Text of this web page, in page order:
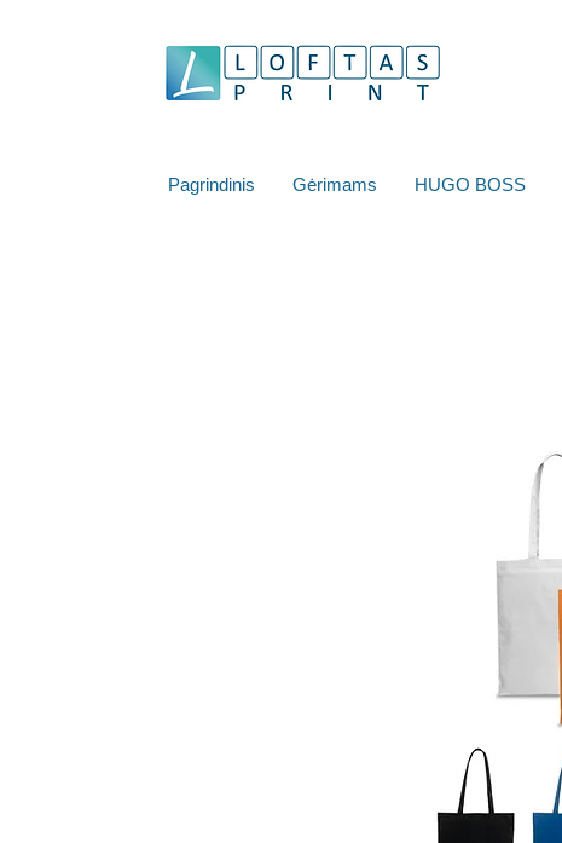
Pagrindinis Gėrimams HUGO BOSS